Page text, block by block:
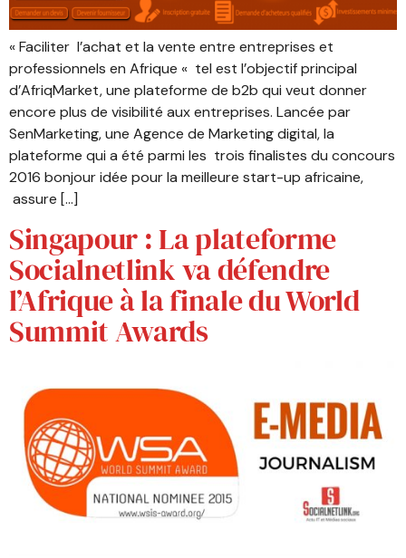
« Faciliter l’achat et la vente entre entreprises et
professionnels en Afrique « tel est l’objectif principal
d’AfriqMarket, une plateforme de b2b qui veut donner
encore plus de visibilité aux entreprises. Lancée par
SenMarketing, une Agence de Marketing digital, la
plateforme qui a été parmi les trois finalistes du concours
2016 bonjour idée pour la meilleure start-up africaine,
assure […]
Singapour : La plateforme
Socialnetlink va défendre
l’Afrique à la finale du World
Summit Awards